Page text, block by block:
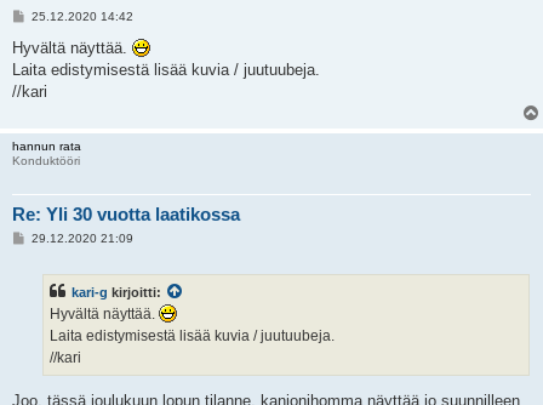
V
e
s
t
i
25.12.2020 14:42
Hyvältä näyttää.
Laita edistymisestä lisää kuvia / juutuubeja.
//kari
hannun rata
Konduktööri
Re: Yli 30 vuotta laatikossa
V29.12.2020 21:09
kari-g kirjoitti:
Hyvältä näyttää.
Laita edistymisestä lisää kuvia / juutuubeja.
//kari
Joo, tässä joulukuun lopun tilanne, kanjonihomma näyttää jo suunnilleen